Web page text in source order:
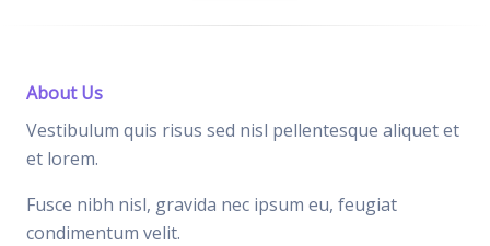
About Us
Vestibulum quis risus sed nisl pellentesque aliquet et
et lorem.
Fusce nibh nisl, gravida nec ipsum eu, feugiat
condimentum velit.